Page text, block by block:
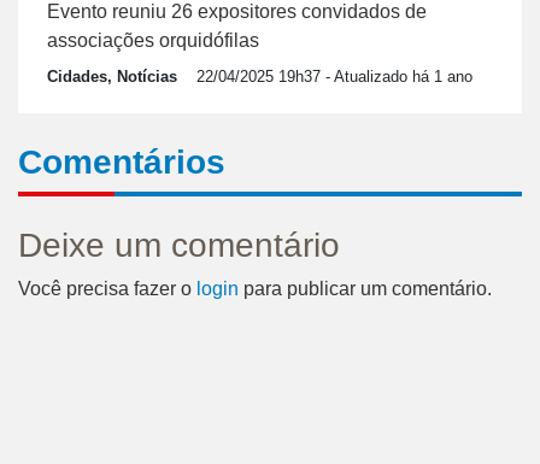
Evento reuniu 26 expositores convidados de
associações orquidófilas
Cidades, Notícias 22/04/2025 19h37 - Atualizado há 1 ano
Comentários
Deixe um comentário
Você precisa fazer o login para publicar um comentário.